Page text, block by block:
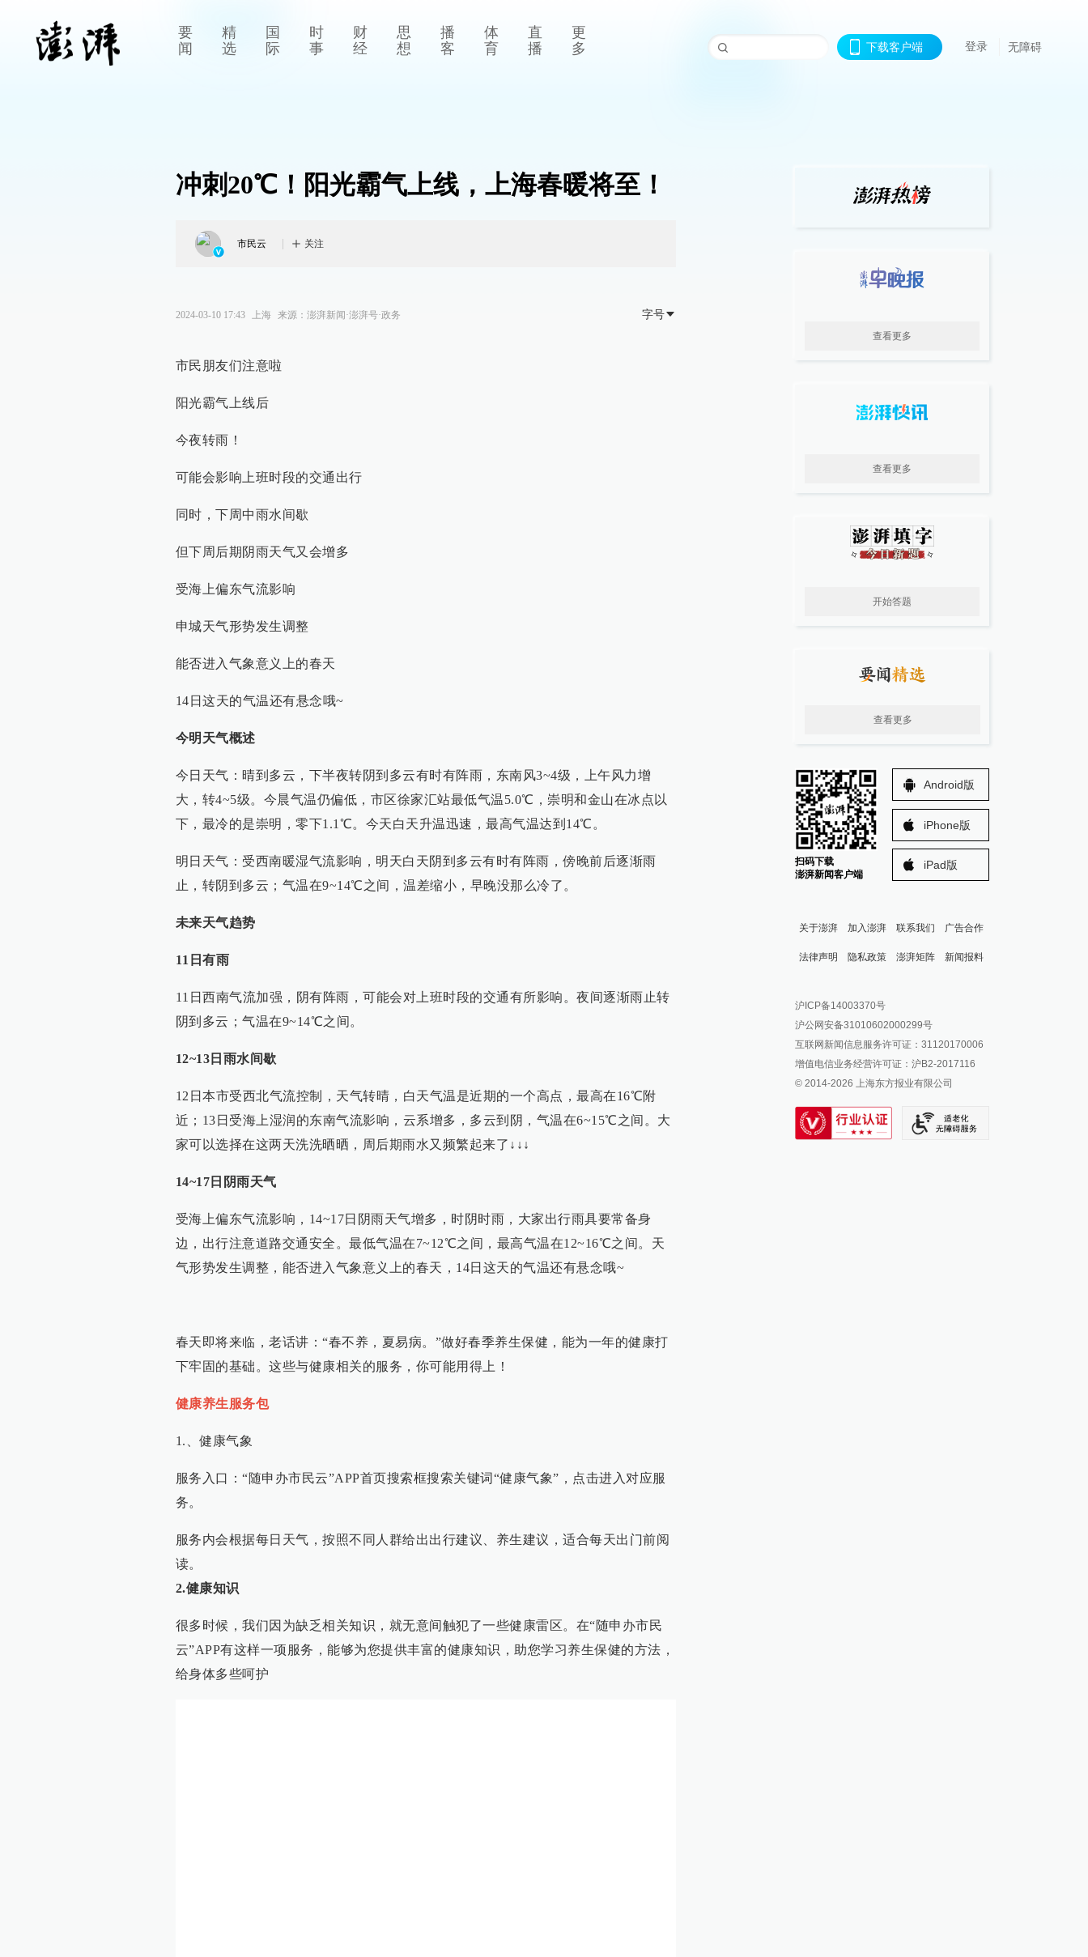
要
闻
精
选
国
际
时
事
财
经
思
想
播
客
体
育
直
播
更
多
下载客户端 登录 无障碍
冲刺20℃！阳光霸气上线，上海春暖将至！
市民云 关注
2024-03-10 17:43 上海 来源： 澎湃新闻·澎湃号·政务 字号
市民朋友们注意啦
阳光霸气上线后
今夜转雨！
可能会影响上班时段的交通出行
同时，下周中雨水间歇
但下周后期阴雨天气又会增多
受海上偏东气流影响
申城天气形势发生调整
能否进入气象意义上的春天
14日这天的气温还有悬念哦~
今明天气概述
今日天气：晴到多云，下半夜转阴到多云有时有阵雨，东南风3~4级，上午风力增
大，转4~5级。今晨气温仍偏低，市区徐家汇站最低气温5.0℃，崇明和金山在冰点以
下，最冷的是崇明，零下1.1℃。今天白天升温迅速，最高气温达到14℃。
明日天气：受西南暖湿气流影响，明天白天阴到多云有时有阵雨，傍晚前后逐渐雨
止，转阴到多云；气温在9~14℃之间，温差缩小，早晚没那么冷了。
未来天气趋势
11日有雨
11日西南气流加强，阴有阵雨，可能会对上班时段的交通有所影响。夜间逐渐雨止转
阴到多云；气温在9~14℃之间。
12~13日雨水间歇
12日本市受西北气流控制，天气转晴，白天气温是近期的一个高点，最高在16℃附
近；13日受海上湿润的东南气流影响，云系增多，多云到阴，气温在6~15℃之间。大
家可以选择在这两天洗洗晒晒，周后期雨水又频繁起来了↓↓↓
14~17日阴雨天气
受海上偏东气流影响，14~17日阴雨天气增多，时阴时雨，大家出行雨具要常备身
边，出行注意道路交通安全。最低气温在7~12℃之间，最高气温在12~16℃之间。天
气形势发生调整，能否进入气象意义上的春天，14日这天的气温还有悬念哦~
春天即将来临，老话讲：“春不养，夏易病。”做好春季养生保健，能为一年的健康打
下牢固的基础。这些与健康相关的服务，你可能用得上！
健康养生服务包
1.、健康气象
服务入口：“随申办市民云”APP首页搜索框搜索关键词“健康气象”，点击进入对应服
务。
服务内会根据每日天气，按照不同人群给出出行建议、养生建议，适合每天出门前阅
读。
2.健康知识
很多时候，我们因为缺乏相关知识，就无意间触犯了一些健康雷区。在“随申办市民
云”APP有这样一项服务，能够为您提供丰富的健康知识，助您学习养生保健的方法，
给身体多些呵护
查看更多
查看更多
开始答题
查看更多
扫码下载
澎湃新闻客户端
Android版
iPhone版
iPad版
关于澎湃 加入澎湃 联系我们 广告合作
法律声明 隐私政策 澎湃矩阵
澎湃新闻公众号
澎湃新闻抖音号
派生万物开放平台
IP SHANGHAI
SIXTH TONE
新闻报料
报料邮箱: news@thepaper.cn
沪ICP备14003370号
沪公网安备31010602000299号
互联网新闻信息服务许可证：31120170006
增值电信业务经营许可证：沪B2-2017116
© 2014-2026 上海东方报业有限公司